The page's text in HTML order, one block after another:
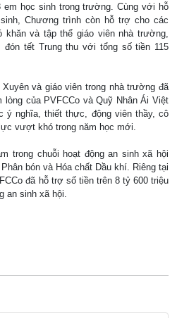
em học sinh trong trường. Cùng với hỗ
Chương trình còn hỗ trợ cho các
khăn và tập thể giáo viên nhà trường,
tết Trung thu với tổng số tiền 115
và giáo viên trong nhà trường đã
lòng của PVFCCo và Quỹ Nhân Ái Việt
ý nghĩa, thiết thực, động viên thầy, cô
vượt khó trong năm học mới.
trong chuỗi hoạt động an sinh xã hội
bón và Hóa chất Dầu khí. Riêng tại
đã hỗ trợ số tiền trên 8 tỷ 600 triệu
an sinh xã hội.